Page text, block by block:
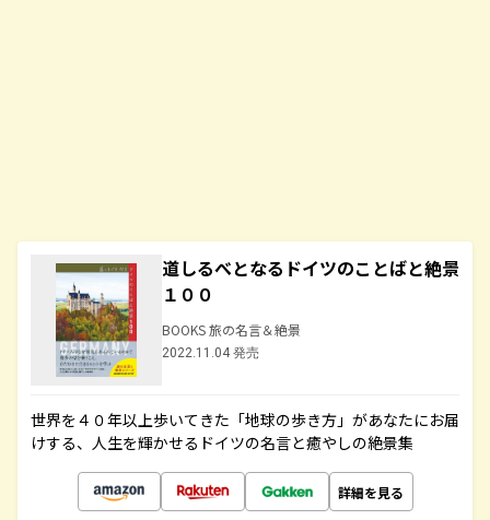
道しるべとなるドイツのことばと絶景
１００
BOOKS 旅の名言＆絶景
2022.11.04 発売
世界を４０年以上歩いてきた「地球の歩き方」があなたにお届
けする、人生を輝かせるドイツの名言と癒やしの絶景集
詳細を見る